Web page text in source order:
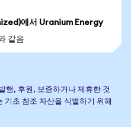
에서 Uranium Energy
같음
행, 후원, 보증하거나 제휴한 것
기초 참조 자산을 식별하기 위해